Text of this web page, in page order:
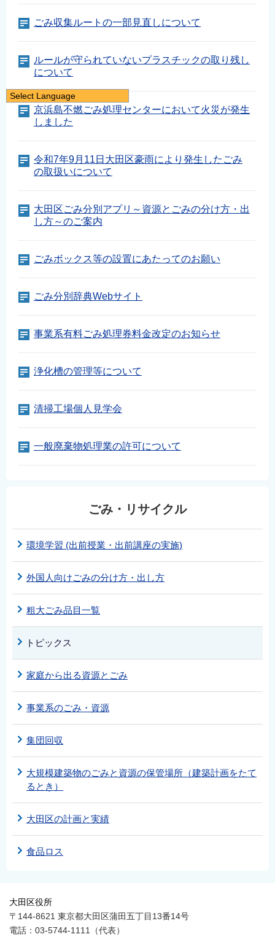
ごみ収集ルートの一部見直しについて
ルールが守られていないプラスチックの取り残し
について
京浜島不燃ごみ処理センターにおいて火災が発生
しました
令和7年9月11日大田区豪雨により発生したごみ
の取扱いについて
大田区ごみ分別アプリ～資源とごみの分け方・出
し方～のご案内
ごみボックス等の設置にあたってのお願い
ごみ分別辞典Webサイト
事業系有料ごみ処理券料金改定のお知らせ
浄化槽の管理等について
清掃工場個人見学会
一般廃棄物処理業の許可について
ごみ・リサイクル
環境学習 (出前授業・出前講座の実施)
外国人向けごみの分け方・出し方
粗大ごみ品目一覧
トピックス
家庭から出る資源とごみ
事業系のごみ・資源
集団回収
大規模建築物のごみと資源の保管場所（建築計画をたて
るとき）
大田区の計画と実績
食品ロス
大田区役所
〒144-8621 東京都大田区蒲田五丁目13番14号
電話：03-5744-1111（代表）
Select Language
日本語
繁體中文
नेपाली
Filipino